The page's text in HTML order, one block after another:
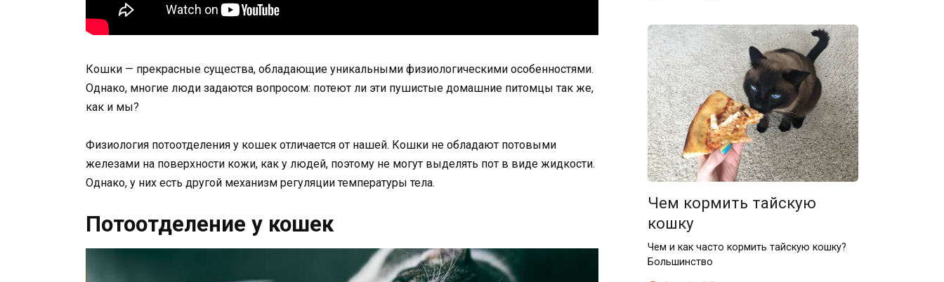
Кошки — прекрасные существа, обладающие уникальными физиологическими особенностями.
Однако, многие люди задаются вопросом: потеют ли эти пушистые домашние питомцы так же,
как и мы?
Физиология потоотделения у кошек отличается от нашей. Кошки не обладают потовыми
железами на поверхности кожи, как у людей, поэтому не могут выделять пот в виде жидкости.
Однако, у них есть другой механизм регуляции температуры тела.
Потоотделение у кошек
Чем кормить тайскую
кошку
Чем и как часто кормить тайскую кошку?
Большинство